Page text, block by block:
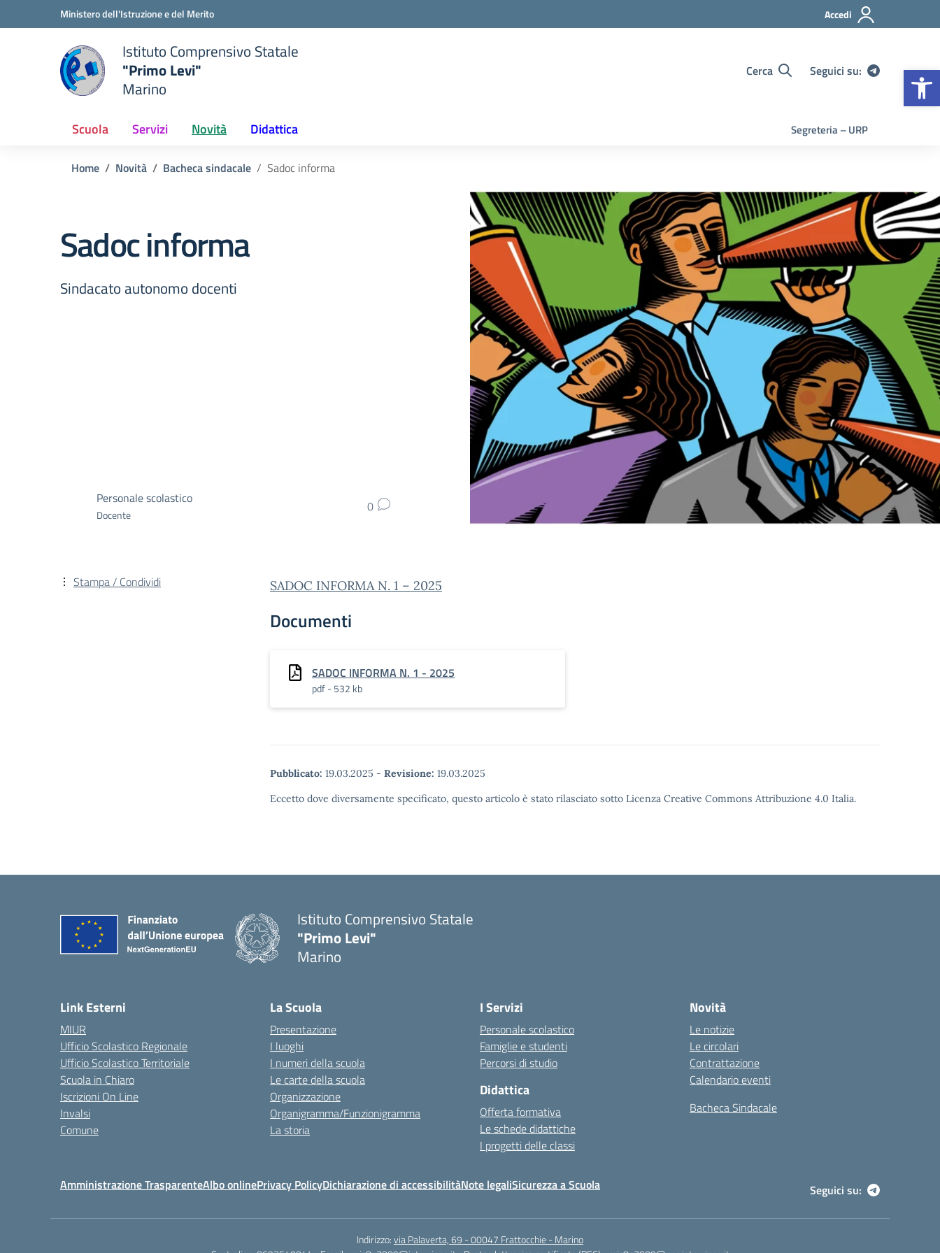
Vai ai contenuti
Vai al menu di navigazioneMinistero dell'Istruzione e del Merito Accedi
scuola
Istituto Comprensivo Statale
"Primo Levi"
Marino
Cerca Seguici su:
Scuola Servizi Novità Didattica Segreteria – URP
Home Novità Bacheca sindacale Sadoc informa
Sadoc informa
Sindacato autonomo docenti
Personale scolastico
Docente 0
SADOC INFORMA N. 1 – 2025
Documenti
SADOC INFORMA N. 1 - 2025
pdf - 532 kb
Pubblicato: 19.03.2025 - Revisione: 19.03.2025
Eccetto dove diversamente specificato, questo articolo è stato rilasciato sotto Licenza Creative Commons Attribuzione 4.0 Italia.
Stampa / Condividi
Istituto Comprensivo Statale
"Primo Levi"
Marino
Link Esterni
MIUR
Ufficio Scolastico Regionale
Ufficio Scolastico Territoriale
Scuola in Chiaro
Iscrizioni On Line
Invalsi
Comune
La Scuola
Presentazione
I luoghi
I numeri della scuola
Le carte della scuola
Organizzazione
Organigramma/Funzionigramma
La storia
I Servizi
Personale scolastico
Famiglie e studenti
Percorsi di studio
Didattica
Offerta formativa
Le schede didattiche
I progetti delle classi
Novità
Le notizie
Le circolari
Contrattazione
Calendario eventi
Bacheca Sindacale
Amministrazione TrasparenteAlbo onlinePrivacy PolicyDichiarazione di accessibilitàNote legaliSicurezza a Scuola Seguici su:
Indirizzo:via Palaverta, 69 - 00047 Frattocchie - Marino